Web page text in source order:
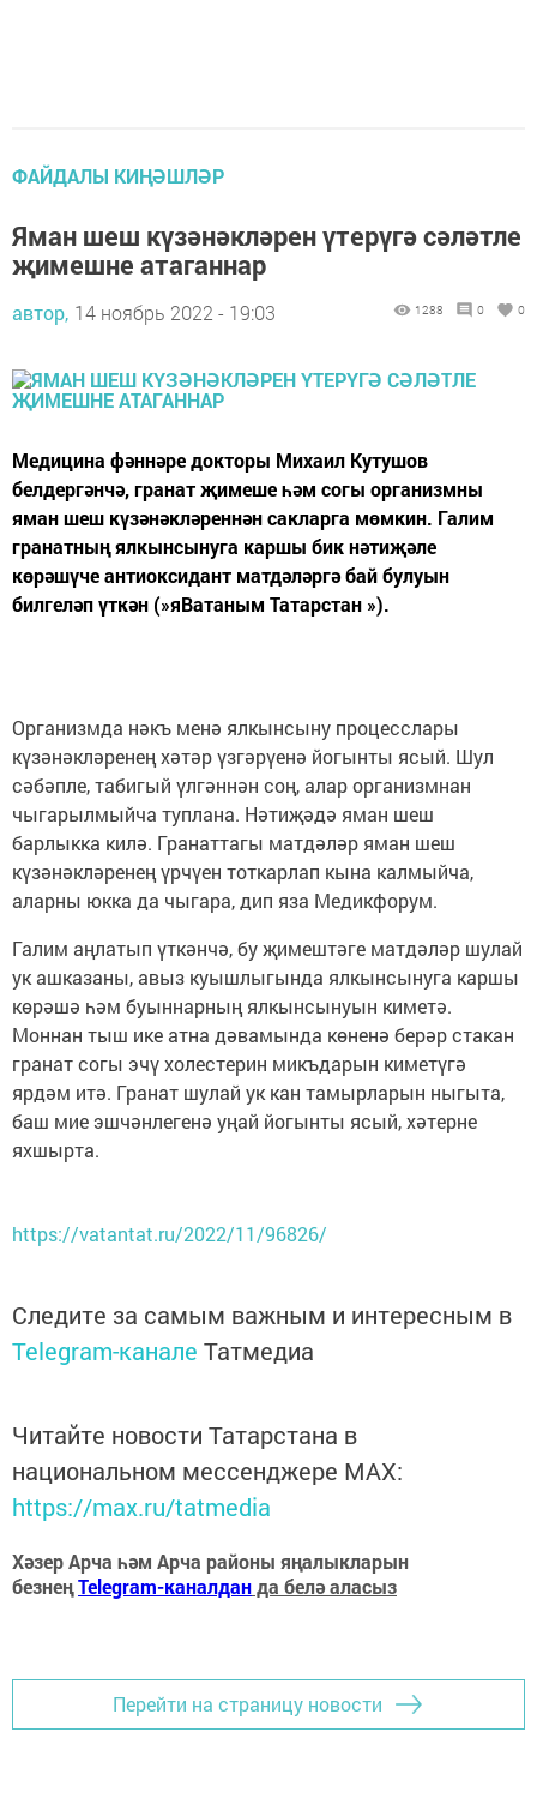
ФАЙДАЛЫ КИҢӘШЛӘР
Яман шеш күзәнәкләрен үтерүгә сәләтле
җимешне атаганнар
автор, 14 ноябрь 2022 - 19:03 1288 0 0
Медицина фәннәре докторы Михаил Кутушов
белдергәнчә, гранат җимеше һәм согы организмны
яман шеш күзәнәкләреннән сакларга мөмкин. Галим
гранатның ялкынсынуга каршы бик нәтиҗәле
көрәшүче антиоксидант матдәләргә бай булуын
билгеләп үткән (»яВатаным Татарстан »).
Организмда нәкъ менә ялкынсыну процесслары
күзәнәкләренең хәтәр үзгәрүенә йогынты ясый. Шул
сәбәпле, табигый үлгәннән соң, алар организмнан
чыгарылмыйча туплана. Нәтиҗәдә яман шеш
барлыкка килә. Гранаттагы матдәләр яман шеш
күзәнәкләренең үрчүен тоткарлап кына калмыйча,
аларны юкка да чыгара, дип яза Медикфорум.
Галим аңлатып үткәнчә, бу җимештәге матдәләр шулай
ук ашказаны, авыз куышлыгында ялкынсынуга каршы
көрәшә һәм буыннарның ялкынсынуын киметә.
Моннан тыш ике атна дәвамында көненә берәр стакан
гранат согы эчү холестерин микъдарын киметүгә
ярдәм итә. Гранат шулай ук кан тамырларын ныгыта,
баш мие эшчәнлегенә уңай йогынты ясый, хәтерне
яхшырта.
https://vatantat.ru/2022/11/96826/
Следите за самым важным и интересным в
Telegram-канале Татмедиа
Читайте новости Татарстана в
национальном мессенджере MАХ:
https://max.ru/tatmedia
Хәзер Арча һәм Арча районы яңалыкларын
безнеңTelegram-каналданда белә аласыз
Перейти на страницу новости